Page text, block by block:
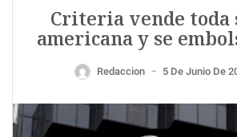
Criteria vende toda
americana y se
Redaccion — 5 De Junio De